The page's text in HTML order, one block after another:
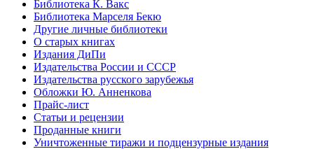
Библиотека К. Вакс
Библиотека Марселя Бекю
Другие личные библиотеки
О старых книгах
Издания ДиПи
Издательства России и СССР
Издательства русского зарубежья
Обложки Ю. Анненкова
Прайс-лист
Статьи и рецензии
Проданные книги
Уничтоженные тиражи и подцензурные издания